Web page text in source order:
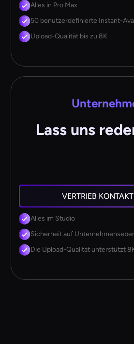
Alles in Pro Max
50 benutzerdefinierte Instant-
Upload-Qualität bis zu 8K
Lass uns
VERTRIEB
Alles im Studio
Sicherheit auf
Die Upload-Qualität unterstützt